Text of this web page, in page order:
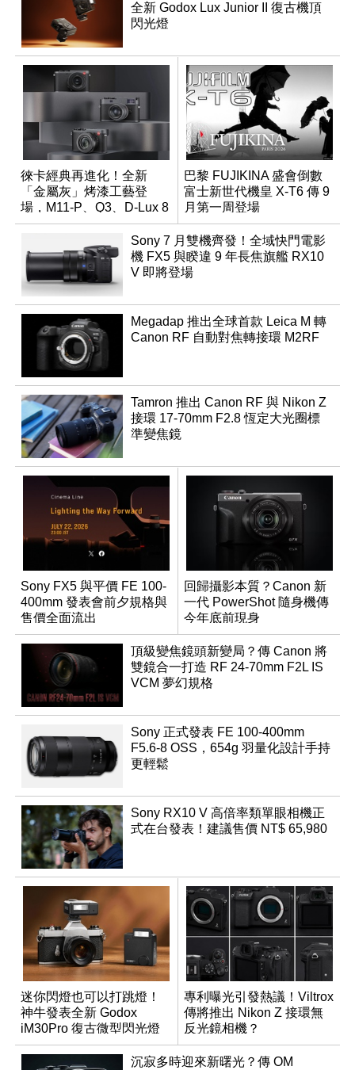
全新 Godox Lux Junior II 復古機頂
閃光燈
徠卡經典再進化！全新
「金屬灰」烤漆工藝登
場，M11-P、Q3、D-Lux 8
領銜換裝
巴黎 FUJIKINA 盛會倒數
富士新世代機皇 X-T6 傳 9
月第一周登場
Sony 7 月雙機齊發！全域快門電影
機 FX5 與睽違 9 年長焦旗艦 RX10
V 即將登場
Megadap 推出全球首款 Leica M 轉
Canon RF 自動對焦轉接環 M2RF
Tamron 推出 Canon RF 與 Nikon Z
接環 17-70mm F2.8 恆定大光圈標
準變焦鏡
Sony FX5 與平價 FE 100-
400mm 發表會前夕規格與
售價全面流出
回歸攝影本質？Canon 新
一代 PowerShot 隨身機傳
今年底前現身
頂級變焦鏡頭新變局？傳 Canon 將
雙鏡合一打造 RF 24-70mm F2L IS
VCM 夢幻規格
Sony 正式發表 FE 100-400mm
F5.6-8 OSS，654g 羽量化設計手持
更輕鬆
Sony RX10 V 高倍率類單眼相機正
式在台發表！建議售價 NT$ 65,980
迷你閃燈也可以打跳燈！
神牛發表全新 Godox
iM30Pro 復古微型閃光燈
專利曝光引發熱議！Viltrox
傳將推出 Nikon Z 接環無
反光鏡相機？
沉寂多時迎來新曙光？傳 OM